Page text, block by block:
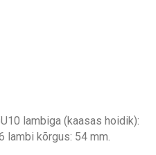
lambiga (kaasas hoidik):
lambi kõrgus: 54 mm.